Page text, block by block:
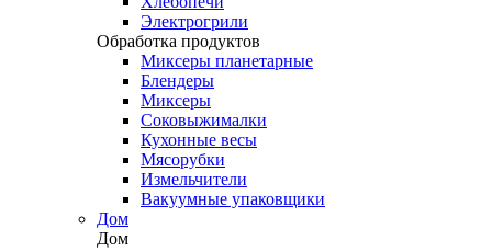
Электрогрили
Обработка продуктов
Миксеры планетарные
Блендеры
Миксеры
Соковыжималки
Кухонные весы
Мясорубки
Измельчители
Вакуумные упаковщики
Дом
Дом